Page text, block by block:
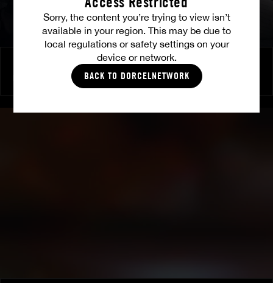
Sorry, the content you’re trying to view isn’t
available in your region. This may be due to
local regulations or safety settings on your
device or network.
BACK TO DORCELNETWORK
Brennende Freundschaft
MATTY MILA PEREZ